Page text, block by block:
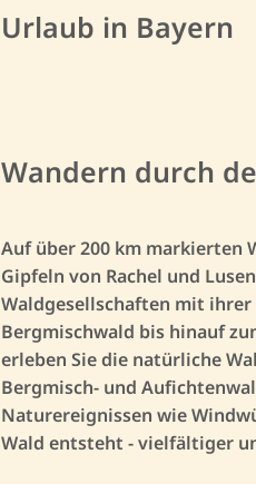
Urlaub in Bayern
Wandern durch
Auf über 200 km markierten
Gipfeln von Rachel und
Waldgesellschaften mit
Bergmischwald bis hinauf
erleben Sie die natürliche
Bergmisch- und
Naturereignissen wie
Wald entsteht - vielfältiger